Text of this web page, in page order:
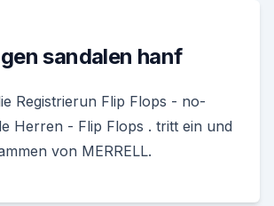
sandalen hanf
Registrierun Flip Flops - no-
Herren - Flip Flops . tritt ein und
von MERRELL.